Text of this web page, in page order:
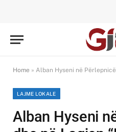
Home » Alban Hyseni në Përlepnicë dhe në
LAJME LOKALE
Alban Hyseni